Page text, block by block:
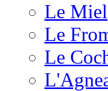
Le Miel
Le
Le